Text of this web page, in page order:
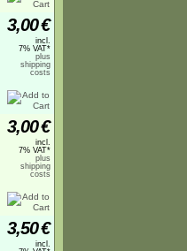
3,00€
incl.
7% VAT*
plus
shipping
costs
3,00€
incl.
7% VAT*
plus
shipping
costs
3,50€
incl.